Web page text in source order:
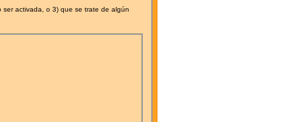
activada, o 3) que se trate de algún